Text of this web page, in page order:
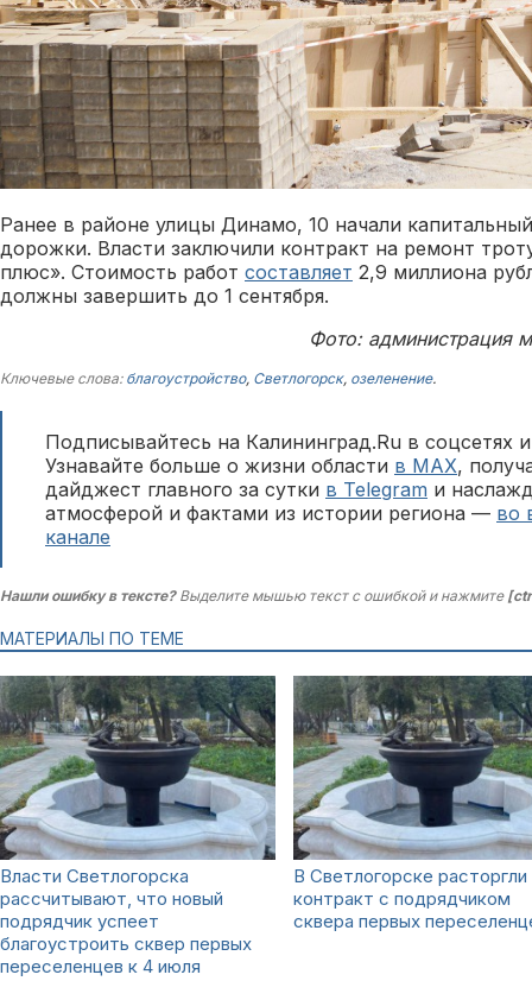
Ранее в районе улицы Динамо, 10 начали
дорожки. Власти заключили контракт на ремонт
плюс». Стоимость работ составляет 2,9 миллиона
должны завершить до 1 сентября.
Фото: администрация
Ключевые слова: благоустройство, Светлогорск, озеленение.
Подписывайтесь на Калининград.Ru в соцсетях
Узнавайте больше о жизни области в MAX,
дайджест главного за сутки в Telegram и
атмосферой и фактами из истории региона — во
канале
Нашли ошибку в тексте?Выделите мышью текст с ошибкой и нажмите
МАТЕРИАЛЫ ПО ТЕМЕ
Власти Светлогорска
рассчитывают, что новый
подрядчик успеет
благоустроить сквер первых
переселенцев к 4 июля
В Светлогорске расторгли
контракт с подрядчиком
сквера первых